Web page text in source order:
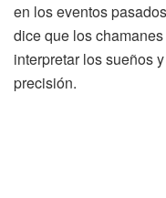
en los eventos
dice que los
interpretar los sueños
precisión.